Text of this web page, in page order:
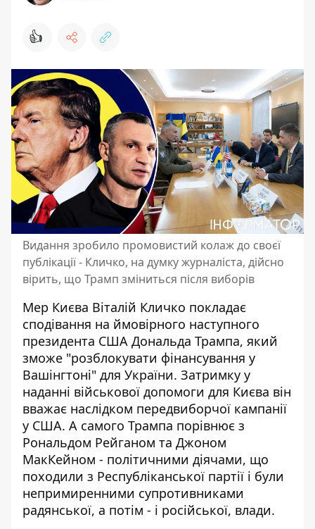
👍
Видання зробило промовистий колаж до своєї
публікації - Кличко, на думку журналіста, дійсно
вірить, що Трамп зміниться після виборів
Мер Києва Віталій Кличко покладає
сподівання на ймовірного наступного
президента США Дональда Трампа, який
зможе "розблокувати фінансування у
Вашінгтоні" для України. Затримку у
наданні військової допомоги для Києва він
вважає наслідком передвиборчої кампанії
у США. А самого Трампа порівнює з
Рональдом Рейганом та Джоном
МакКейном - політичними діячами, що
походили з Республіканської партії і були
непримиренними супротивниками
радянської, а потім - і російської, влади.